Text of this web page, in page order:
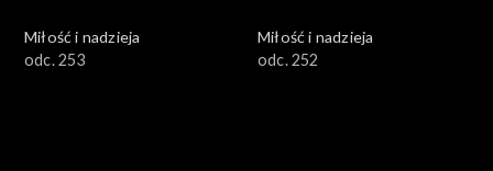
Miłość i nadzieja
odc. 253
Miłość i nadzieja
odc. 252